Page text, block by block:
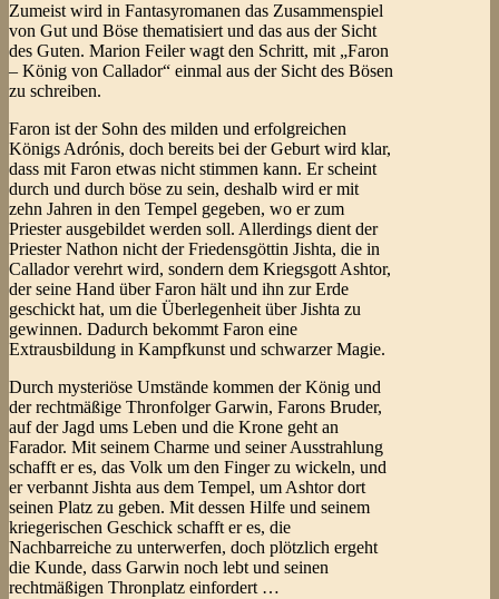
Zumeist wird in Fantasyromanen das Zusammenspiel
von Gut und Böse thematisiert und das aus der Sicht
des Guten. Marion Feiler wagt den Schritt, mit „Faron
– König von Callador“ einmal aus der Sicht des Bösen
zu schreiben.
Faron ist der Sohn des milden und erfolgreichen
Königs Adrónis, doch bereits bei der Geburt wird klar,
dass mit Faron etwas nicht stimmen kann. Er scheint
durch und durch böse zu sein, deshalb wird er mit
zehn Jahren in den Tempel gegeben, wo er zum
Priester ausgebildet werden soll. Allerdings dient der
Priester Nathon nicht der Friedensgöttin Jishta, die in
Callador verehrt wird, sondern dem Kriegsgott Ashtor,
der seine Hand über Faron hält und ihn zur Erde
geschickt hat, um die Überlegenheit über Jishta zu
gewinnen. Dadurch bekommt Faron eine
Extrausbildung in Kampfkunst und schwarzer Magie.
Durch mysteriöse Umstände kommen der König und
der rechtmäßige Thronfolger Garwin, Farons Bruder,
auf der Jagd ums Leben und die Krone geht an
Farador. Mit seinem Charme und seiner Ausstrahlung
schafft er es, das Volk um den Finger zu wickeln, und
er verbannt Jishta aus dem Tempel, um Ashtor dort
seinen Platz zu geben. Mit dessen Hilfe und seinem
kriegerischen Geschick schafft er es, die
Nachbarreiche zu unterwerfen, doch plötzlich ergeht
die Kunde, dass Garwin noch lebt und seinen
rechtmäßigen Thronplatz einfordert …